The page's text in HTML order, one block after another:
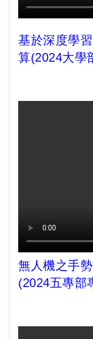
基於深度學
算(2024大學
無人機之手
(2024五專部